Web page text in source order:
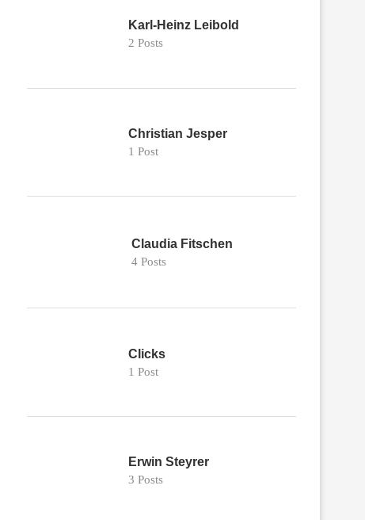
Karl-Heinz Leibold
2 Posts
Christian Jesper
1 Post
Claudia Fitschen
4 Posts
Clicks
1 Post
Erwin Steyrer
3 Posts